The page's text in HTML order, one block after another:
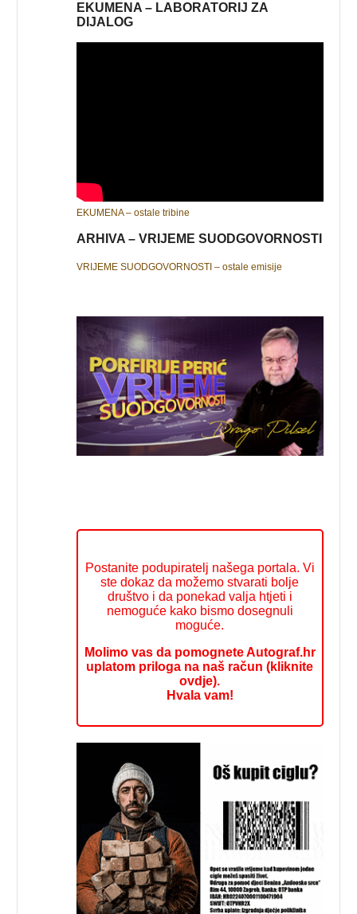
EKUMENA – LABORATORIJ ZA
DIJALOG
EKUMENA – ostale tribine
ARHIVA – VRIJEME SUODGOVORNOSTI
VRIJEME SUODGOVORNOSTI – ostale emisije
Postanite podupiratelj našega portala. Vi
ste dokaz da možemo stvarati bolje
društvo i da ponekad valja htjeti i
nemoguće kako bismo dosegnuli
moguće.
Molimo vas da pomognete Autograf.hr
uplatom priloga na naš račun (kliknite
ovdje).
Hvala vam!